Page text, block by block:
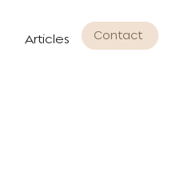
Articles Contact